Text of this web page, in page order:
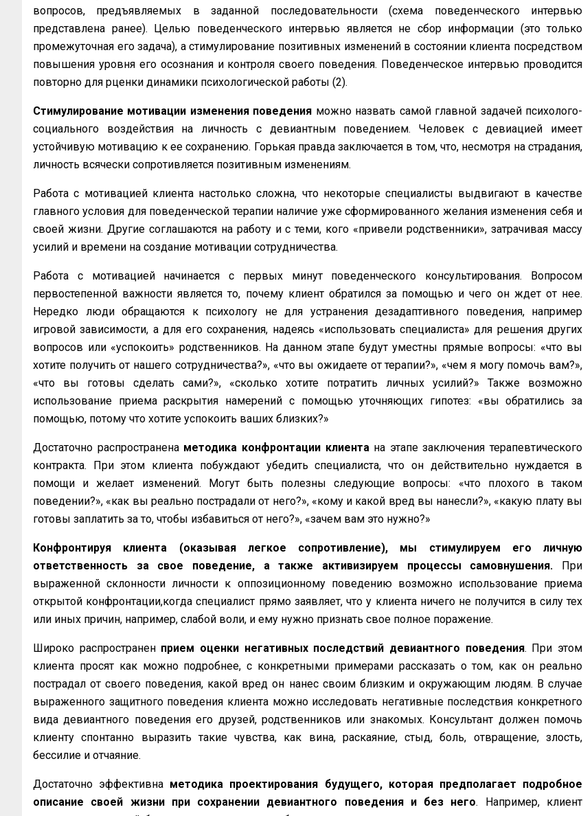
вопросов, предъявляемых в заданной последовательности (схема поведенческого интервью
представлена ранее). Целью поведенческого интервью является не сбор информации (это только
промежуточная его задача), а стимулирование позитивных изменений в состоянии клиента посредством
повышения уровня его осознания и контроля своего поведения. Поведенческое интервью проводится
повторно для рценки динамики психологической работы (2).
Стимулирование мотивации изменения поведения можно назвать самой главной задачей психолого-
социального воздействия на личность с девиантным поведением. Человек с девиацией имеет
устойчивую мотивацию к ее сохранению. Горькая правда заключается в том, что, несмотря на страдания,
личность всячески сопротивляется позитивным изменениям.
Работа с мотивацией клиента настолько сложна, что некоторые специалисты выдвигают в качестве
главного условия для поведенческой терапии наличие уже сформированного желания изменения себя и
своей жизни. Другие соглашаются на работу и с теми, кого «привели родственники», затрачивая массу
усилий и времени на создание мотивации сотрудничества.
Работа с мотивацией начинается с первых минут поведенческого консультирования. Вопросом
первостепенной важности является то, почему клиент обратился за помощью и чего он ждет от нее.
Нередко люди обращаются к психологу не для устранения дезадаптивного поведения, например
игровой зависимости, а для его сохранения, надеясь «использовать специалиста» для решения других
вопросов или «успокоить» родственников. На данном этапе будут уместны прямые вопросы: «что вы
хотите получить от нашего сотрудничества?», «что вы ожидаете от терапии?», «чем я могу помочь вам?»,
«что вы готовы сделать сами?», «сколько хотите потратить личных усилий?» Также возможно
использование приема раскрытия намерений с помощью уточняющих гипотез: «вы обратились за
помощью, потому что хотите успокоить ваших близких?»
Достаточно распространена методика конфронтации клиентана этапе заключения терапевтического
контракта. При этом клиента побуждают убедить специалиста, что он действительно нуждается в
помощи и желает изменений. Могут быть полезны следующие вопросы: «что плохого в таком
поведении?», «как вы реально пострадали от него?», «кому и какой вред вы нанесли?», «какую плату вы
готовы заплатить за то, чтобы избавиться от него?», «зачем вам это нужно?»
Конфронтируя клиента (оказывая легкое сопротивление), мы стимулируем его личную
ответственность за свое поведение, а также активизируем процессы самовнушения. При
выраженной склонности личности к оппозиционному поведению возможно использование приема
открытой конфронтации,когда специалист прямо заявляет, что у клиента ничего не получится в силу тех
или иных причин, например, слабой воли, и ему нужно признать свое полное поражение.
Широко распространен прием оценки негативных последствий девиантного поведения. При этом
клиента просят как можно подробнее, с конкретными примерами рассказать о том, как он реально
пострадал от своего поведения, какой вред он нанес своим близким и окружающим людям. В случае
выраженного защитного поведения клиента можно исследовать негативные последствия конкретного
вида девиантного поведения его друзей, родственников или знакомых. Консультант должен помочь
клиенту спонтанно выразить такие чувства, как вина, раскаяние, стыд, боль, отвращение, злость,
бессилие и отчаяние.
Достаточно эффективна методика проектирования будущего, которая предполагает подробное
описание своей жизни при сохранении девиантного поведения и без него. Например, клиент